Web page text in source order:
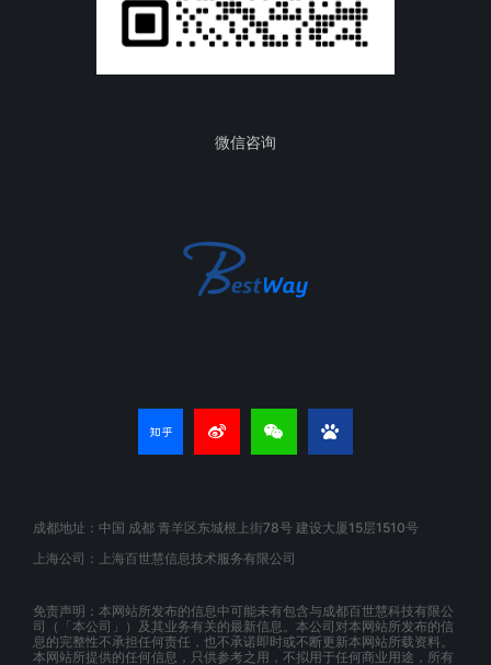
微信咨询
成都地址：中国 成都 青羊区东城根上街78号 建设大厦15层1510号
上海公司：上海百世慧信息技术服务有限公司
免责声明：本网站所发布的信息中可能未有包含与成都百世慧科技有限公
司（「本公司」）及其业务有关的最新信息。本公司对本网站所发布的信
息的完整性不承担任何责任，也不承诺即时或不断更新本网站所载资料。
本网站所提供的任何信息，只供参考之用，不拟用于任何商业用途，所有